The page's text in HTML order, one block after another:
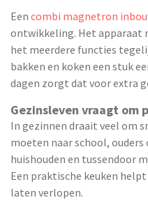
Een combi magnetron
ontwikkeling. Het apparaat
het meerdere functies
bakken en koken een stuk
dagen zorgt dat voor extra
Gezinsleven vraagt om
In gezinnen draait veel om
moeten naar school,
huishouden en tussendoor
Een praktische keuken
laten verlopen.